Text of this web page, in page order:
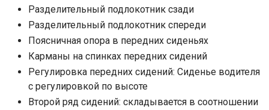
Разделительный подлокотник сзади
Разделительный подлокотник спереди
Поясничная опора в передних сиденьях
Карманы на спинках передних сидений
Регулировка передних сидений: Сиденье водителя
с регулировкой по высоте
Второй ряд сидений: складывается в соотношении